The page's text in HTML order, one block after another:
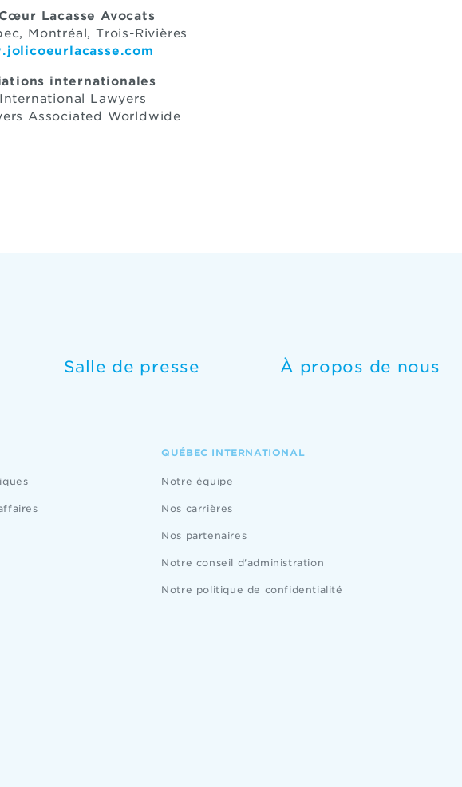
Lacasse Avocats
Montréal, Trois-Rivières
internationales
Lawyers
Associated Worldwide
Salle de presse À propos de nous
QUÉBEC INTERNATIONAL
Notre équipe
Nos carrières
Nos partenaires
Notre conseil d'administration
Notre politique de confidentialité